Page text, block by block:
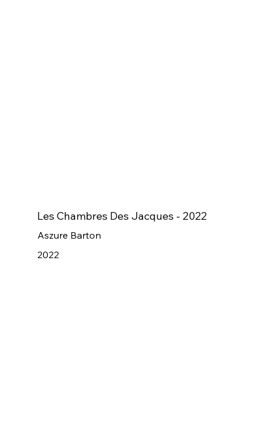
Les Chambres Des Jacques - 2022
Aszure Barton
2022